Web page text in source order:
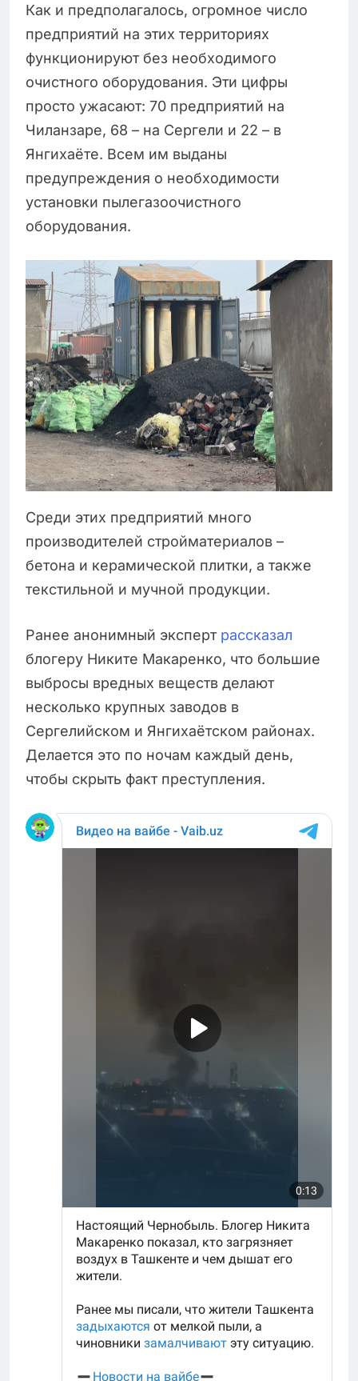
Как и предполагалось, огромное число
предприятий на этих территориях
функционируют без необходимого
очистного оборудования. Эти цифры
просто ужасают: 70 предприятий на
Чиланзаре, 68 – на Сергели и 22 – в
Янгихаёте. Всем им выданы
предупреждения о необходимости
установки пылегазоочистного
оборудования.
Среди этих предприятий много
производителей стройматериалов –
бетона и керамической плитки, а также
текстильной и мучной продукции.
Ранее анонимный эксперт рассказал
блогеру Никите Макаренко, что большие
выбросы вредных веществ делают
несколько крупных заводов в
Сергелийском и Янгихаётском районах.
Делается это по ночам каждый день,
чтобы скрыть факт преступления.